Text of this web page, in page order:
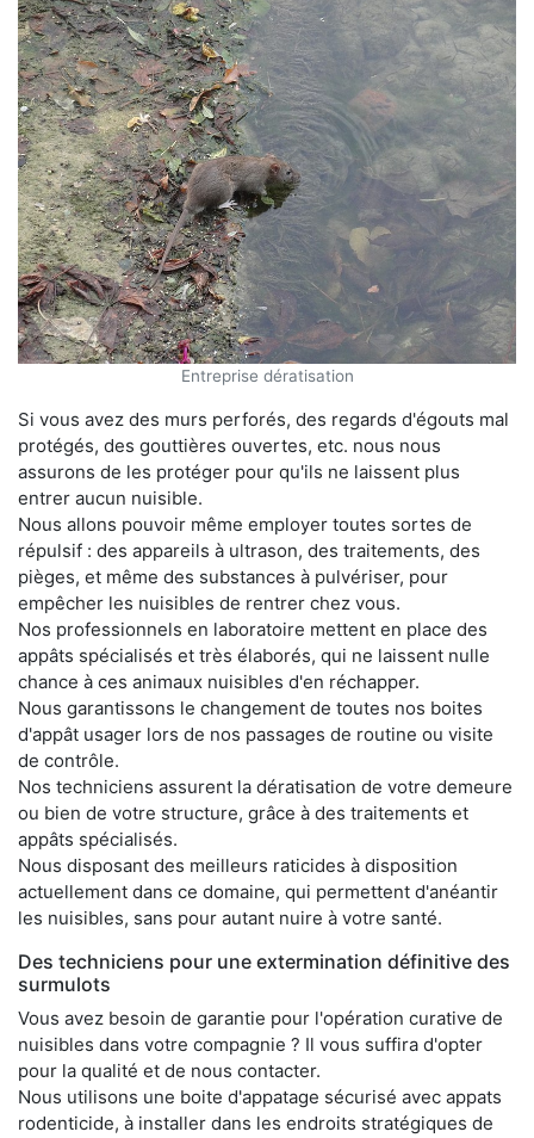
Entreprise dératisation
Si vous avez des murs perforés, des regards d'égouts mal
protégés, des gouttières ouvertes, etc. nous nous
assurons de les protéger pour qu'ils ne laissent plus
entrer aucun nuisible.
Nous allons pouvoir même employer toutes sortes de
répulsif : des appareils à ultrason, des traitements, des
pièges, et même des substances à pulvériser, pour
empêcher les nuisibles de rentrer chez vous.
Nos professionnels en laboratoire mettent en place des
appâts spécialisés et très élaborés, qui ne laissent nulle
chance à ces animaux nuisibles d'en réchapper.
Nous garantissons le changement de toutes nos boites
d'appât usager lors de nos passages de routine ou visite
de contrôle.
Nos techniciens assurent la dératisation de votre demeure
ou bien de votre structure, grâce à des traitements et
appâts spécialisés.
Nous disposant des meilleurs raticides à disposition
actuellement dans ce domaine, qui permettent d'anéantir
les nuisibles, sans pour autant nuire à votre santé.
Des techniciens pour une extermination définitive des
surmulots
Vous avez besoin de garantie pour l'opération curative de
nuisibles dans votre compagnie ? Il vous suffira d'opter
pour la qualité et de nous contacter.
Nous utilisons une boite d'appatage sécurisé avec appats
rodenticide, à installer dans les endroits stratégiques de